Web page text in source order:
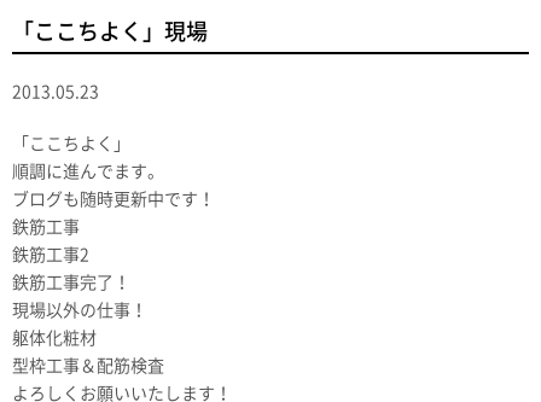
「ここちよく」現場
2013.05.23
「ここちよく」
順調に進んでます。
ブログも随時更新中です！
鉄筋工事
鉄筋工事2
鉄筋工事完了！
現場以外の仕事！
躯体化粧材
型枠工事＆配筋検査
よろしくお願いいたします！